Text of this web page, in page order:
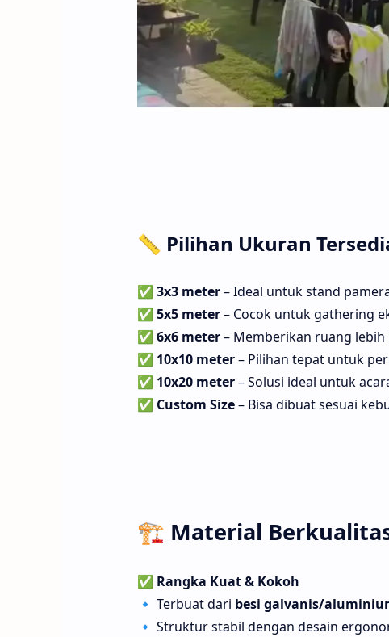
📏 Pilihan Ukuran
✅ 3x3 meter– Ideal untuk stand
✅ 5x5 meter– Cocok untuk gathering
✅ 6x6 meter– Memberikan ruang
✅ 10x10 meter– Pilihan tepat untuk
✅ 10x20 meter– Solusi ideal untuk
✅ Custom Size– Bisa dibuat sesuai
🏗 Material
✅ Rangka Kuat & Kokoh
🔹 Terbuat dari besi galvanis/
🔹 Struktur stabil dengan desain